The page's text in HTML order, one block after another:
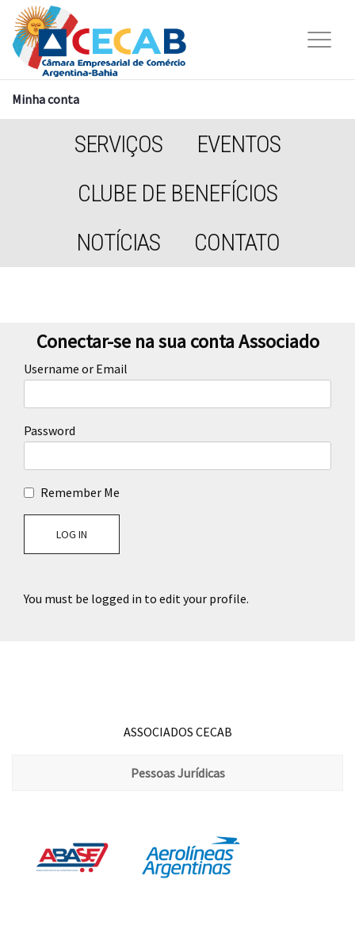
Minha conta
SERVIÇOS
EVENTOS
CLUBE DE BENEFÍCIOS
NOTÍCIAS
CONTATO
Conectar-se na sua conta Associado
Username or Email
Password
Remember Me
You must be logged in to edit your profile.
ASSOCIADOS CECAB
Pessoas Jurídicas